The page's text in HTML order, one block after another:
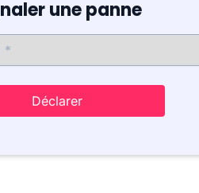
une panne
Déclarer